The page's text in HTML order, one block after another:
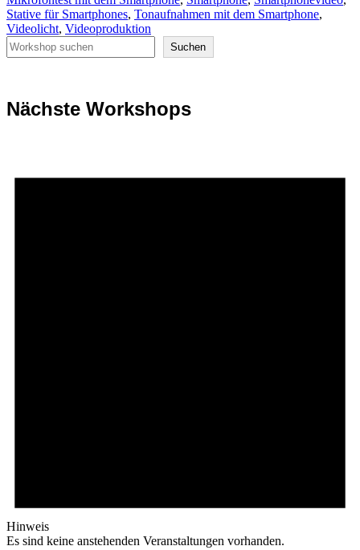
Stative für Smartphones, Tonaufnahmen mit dem Smartphone,
Videolicht, Videoproduktion
Suchen
Suchen
Nächste Workshops
Hinweis
Es sind keine anstehenden Veranstaltungen vorhanden.